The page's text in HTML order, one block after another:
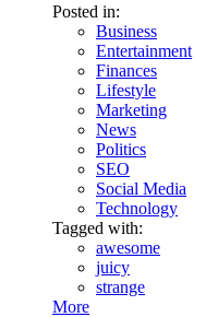
Posted in:
Business
Entertainment
Finances
Lifestyle
Marketing
News
Politics
SEO
Social Media
Technology
Tagged with:
awesome
juicy
strange
More